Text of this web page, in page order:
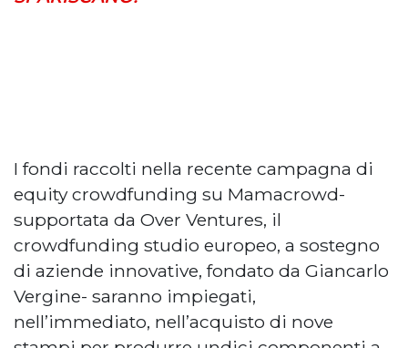
I fondi raccolti nella recente campagna di
equity crowdfunding su Mamacrowd-
supportata da Over Ventures, il
crowdfunding studio europeo, a sostegno
di aziende innovative, fondato da Giancarlo
Vergine- saranno impiegati,
nell’immediato, nell’acquisto di nove